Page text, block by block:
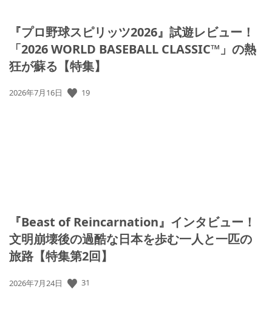
『プロ野球スピリッツ2026』試遊レビュー！
「2026 WORLD BASEBALL CLASSIC™」の熱
狂が蘇る【特集】
公
2026年7月16日 19
『Beast of Reincarnation』インタビュー！
文明崩壊後の過酷な日本を歩む一人と一匹の
旅路【特集第2回】
公
2026年7月24日 31